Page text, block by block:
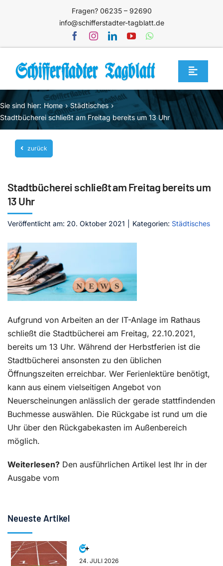
Fragen? 06235 – 92690
info@schifferstadter-tagblatt.de
Toggle
Home
Themen
Blog
Unternehmen
Mediathek
Jetzt abonnieren
Sie sind hier: Home
Städtisches
Stadtbücherei schließt am Freitag bereits um 13 Uhr
zurück
Stadtbücherei schließt am Freitag bereits um
13 Uhr
Veröffentlicht am: 20. Oktober 2021 Kategorien: Städtisches
Aufgrund von Arbeiten an der IT-Anlage im Rathaus
schließt die Stadtbücherei am Freitag, 22.10.2021,
bereits um 13 Uhr. Während der Herbstferien ist die
Stadtbücherei ansonsten zu den üblichen
Öffnungszeiten erreichbar. Wer Ferienlektüre benötigt,
kann aus einem vielseitigen Angebot von
Neuerscheinungen anlässlich der gerade stattfindenden
Buchmesse auswählen. Die Rückgabe ist rund um die
Uhr über den Rückgabekasten im Außenbereich
möglich.
Weiterlesen? Den ausführlichen Artikel lest Ihr in der
Ausgabe vom
Neueste Artikel
24. JULI 2026